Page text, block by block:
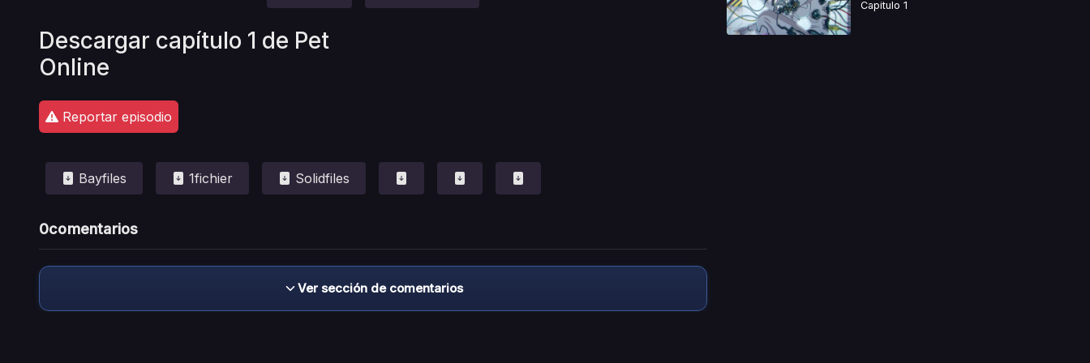
Descargar capítulo 1 de Pet
Online
Reportar episodio
Bayfiles 1fichier Solidfiles
0comentarios
Ver sección de comentarios
Capitulo 1